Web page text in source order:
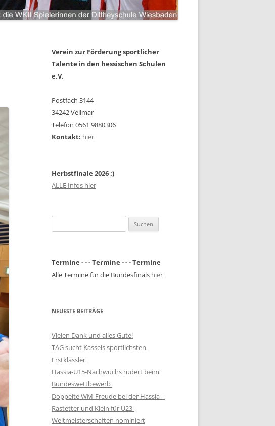
Verein zur Förderung sportlicher
Talente in den hessischen Schulen
e.V.
Postfach 3144
34242 Vellmar
Telefon 0561 9880306
Kontakt: hier
Herbstfinale 2026 :)
ALLE Infos hier
nach:
Termine - - - Termine - - - Termine
Alle Termine für die Bundesfinals hier
NEUESTE BEITRÄGE
Vielen Dank und alles Gute!
TAG sucht Kassels sportlichsten
Erstklässler
Hassia-U15-Nachwuchs rudert beim
Bundeswettbewerb
Doppelte WM-Freude bei der Hassia –
Rastetter und Klein für U23-
Weltmeisterschaften nominiert